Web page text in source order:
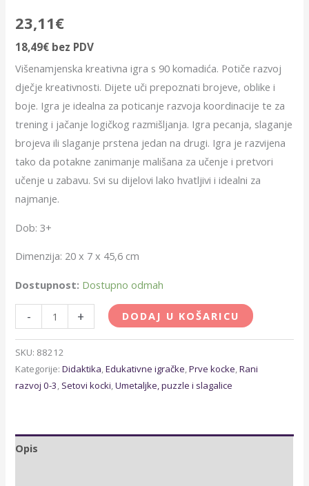
23,11€
18,49€ bez PDV
Višenamjenska kreativna igra s 90 komadića. Potiče razvoj
dječje kreativnosti. Dijete uči prepoznati brojeve, oblike i
boje. Igra je idealna za poticanje razvoja koordinacije te za
trening i jačanje logičkog razmišljanja. Igra pecanja, slaganje
brojeva ili slaganje prstena jedan na drugi. Igra je razvijena
tako da potakne zanimanje mališana za učenje i pretvori
učenje u zabavu. Svi su dijelovi lako hvatljivi i idealni za
najmanje.
Dob: 3+
Dimenzija: 20 x 7 x 45,6 cm
Dostupnost: Dostupno odmah
- + DODAJ U KOŠARICU
SKU: 88212
Kategorije:Didaktika,Edukativne igračke,Prve kocke,Rani
razvoj 0-3, Setovi kocki,Umetaljke, puzzle i slagalice
Opis